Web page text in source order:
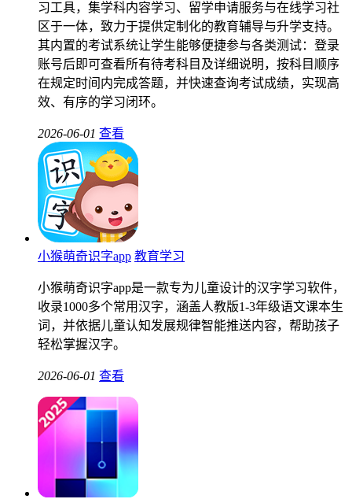
习工具，集学科内容学习、留学申请服务与在线学习社
区于一体，致力于提供定制化的教育辅导与升学支持。
其内置的考试系统让学生能够便捷参与各类测试：登录
账号后即可查看所有待考科目及详细说明，按科目顺序
在规定时间内完成答题，并快速查询考试成绩，实现高
效、有序的学习闭环。
2026-06-01 查看
小猴萌奇识字app 教育学习
小猴萌奇识字app是一款专为儿童设计的汉字学习软件，
收录1000多个常用汉字，涵盖人教版1-3年级语文课本生
词，并依据儿童认知发展规律智能推送内容，帮助孩子
轻松掌握汉字。
2026-06-01 查看